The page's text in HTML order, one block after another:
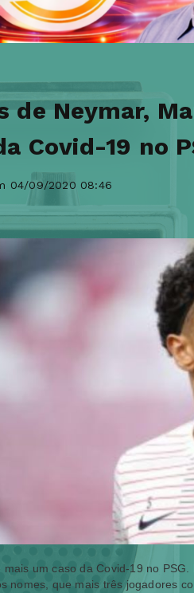
de Neymar,
Covid-19 no
04/09/2020 08:46
mais um caso da Covid-19 no
nomes, que mais três jogadores